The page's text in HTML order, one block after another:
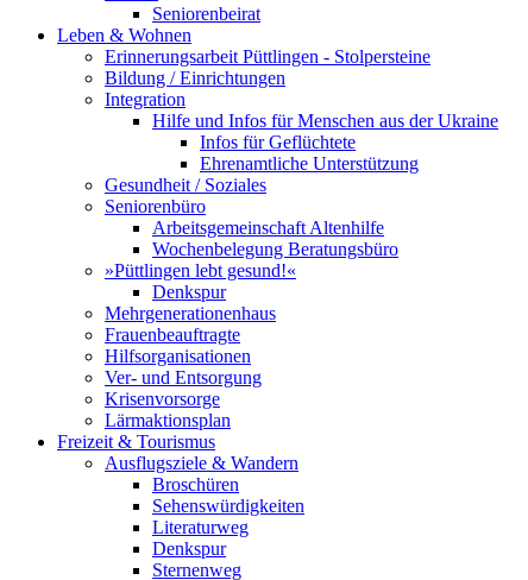
Seniorenbeirat
Leben & Wohnen
Erinnerungsarbeit Püttlingen - Stolpersteine
Bildung / Einrichtungen
Integration
Hilfe und Infos für Menschen aus der Ukraine
Infos für Geflüchtete
Ehrenamtliche Unterstützung
Gesundheit / Soziales
Seniorenbüro
Arbeitsgemeinschaft Altenhilfe
Wochenbelegung Beratungsbüro
»Püttlingen lebt gesund!«
Denkspur
Mehrgenerationenhaus
Frauenbeauftragte
Hilfsorganisationen
Ver- und Entsorgung
Krisenvorsorge
Lärmaktionsplan
Freizeit & Tourismus
Ausflugsziele & Wandern
Broschüren
Sehenswürdigkeiten
Literaturweg
Denkspur
Sternenweg